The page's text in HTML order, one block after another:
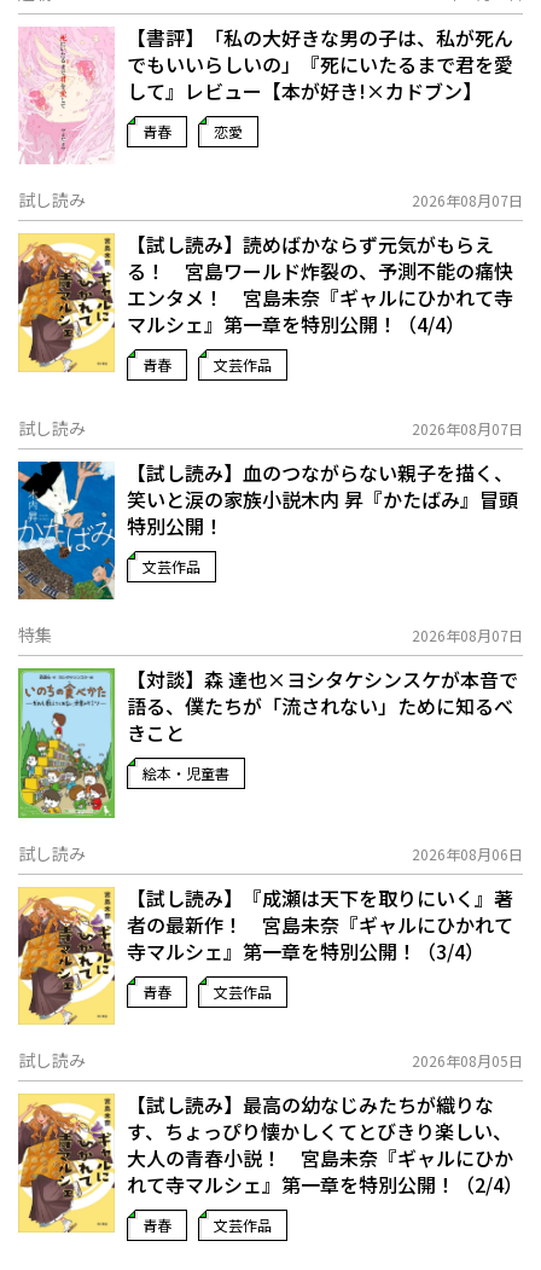
【書評】「私の大好きな男の子は、私が死ん
でもいいらしいの」――『死にいたるまで君を愛
して』レビュー【本が好き!×カドブン】
青春 恋愛
試し読み 2026年08月07日
【試し読み】読めばかならず元気がもらえ
る！ 宮島ワールド炸裂の、予測不能の痛快
エンタメ！ 宮島未奈『ギャルにひかれて寺
マルシェ』第一章を特別公開！（4/4）
青春 文芸作品
試し読み 2026年08月07日
【試し読み】血のつながらない親子を描く、
笑いと涙の家族小説――木内 昇『かたばみ』冒頭
特別公開！
文芸作品
特集 2026年08月07日
【対談】森 達也×ヨシタケシンスケが本音で
語る、僕たちが「流されない」ために知るべ
きこと
絵本・児童書
試し読み 2026年08月06日
【試し読み】『成瀬は天下を取りにいく』著
者の最新作！ 宮島未奈『ギャルにひかれて
寺マルシェ』第一章を特別公開！（3/4）
青春 文芸作品
試し読み 2026年08月05日
【試し読み】最高の幼なじみたちが織りな
す、ちょっぴり懐かしくてとびきり楽しい、
大人の青春小説！ 宮島未奈『ギャルにひか
れて寺マルシェ』第一章を特別公開！（2/4）
青春 文芸作品